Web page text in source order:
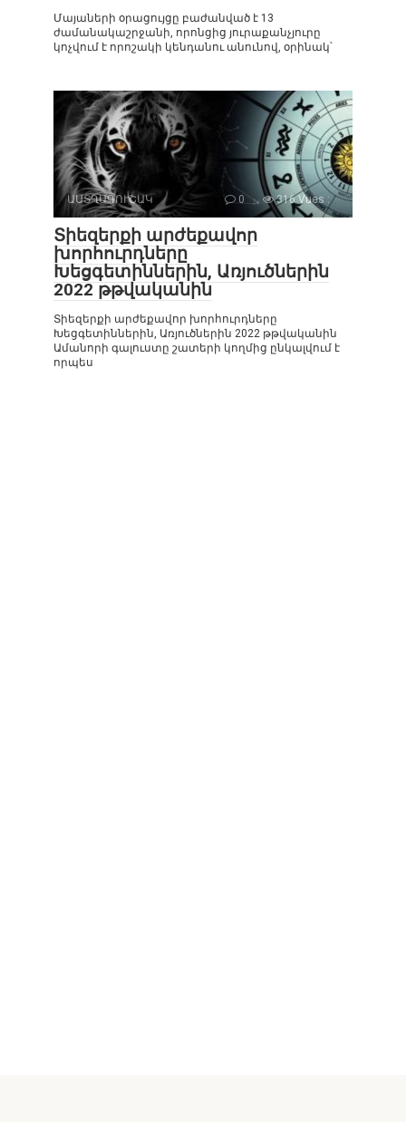
Մայաների օրացույցը բաժանված է 13
ժամանակաշրջանի, որոնցից յուրաքանչյուրը
կոչվում է որոշակի կենդանու անունով, օրինակ՝
ԱՍՏՂԱԳՈՒՇԱԿ 0 316 Vues :
Տիեզերքի արժեքավոր
խորհուրդները
Խեցգետիններին, Առյուծներին
2022 թթվականին
Տիեզերքի արժեքավոր խորհուրդները
Խեցգետիններին, Առյուծներին 2022 թթվականին
Ամանորի գալուստը շատերի կողմից ընկալվում է
որպես